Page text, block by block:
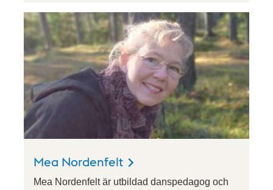
Mea Nordenfelt
Mea Nordenfelt är utbildad danspedagog och